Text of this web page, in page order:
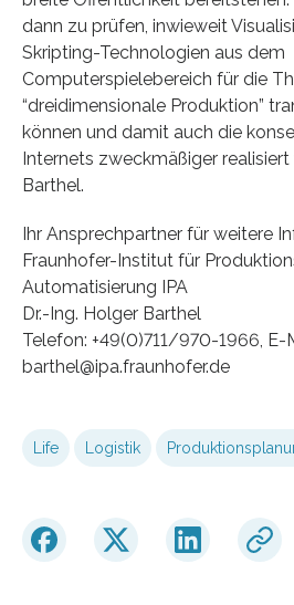
dann zu prüfen, inwieweit
Skripting-Technologien aus dem
Computerspielebereich für die
“dreidimensionale Produktion”
können und damit auch die
Internets zweckmäßiger realisiert
Barthel.
Ihr Ansprechpartner für weitere
Fraunhofer-Institut für
Automatisierung IPA
Dr.-Ing. Holger Barthel
Telefon: +49(0)711/970-1966, E-
barthel@ipa.fraunhofer.de
Life Logistik